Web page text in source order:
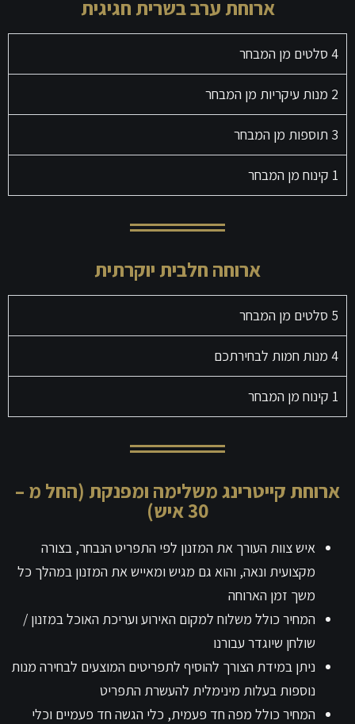
ארוחת ערב בשרית חגיגית
4 סלטים מן המבחר
2 מנות עיקריות מן המבחר
3 תוספות מן המבחר
1 קינוח מן המבחר
ארוחה חלבית יוקרתית
5 סלטים מן המבחר
4 מנות חמות לבחירתכם
1 קינוח מן המבחר
ארוחת קייטרינג משלימה ומפנקת (החל מ –
30 איש)
איש צוות העורך את המזנון לפי התפריט הנבחר, בצורה
מקצועית ונאה, והוא גם מגיש ומאייש את המזנון במהלך כל
משך זמן הארוחה
המחיר כולל משלוח למקום האירוע ועריכת האוכל במזנון /
שולחן שיוגדר עבורנו
ניתן במידת הצורך להוסיף לתפריטים המוצעים לבחירה מנות
נוספות בעלות מינימלית להעשרת התפריט
המחיר כולל מפה חד פעמית, כלי הגשה חד פעמיים וכלי